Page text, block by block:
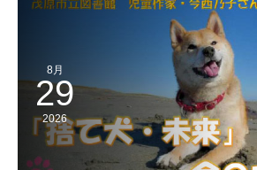
8月
29
2026